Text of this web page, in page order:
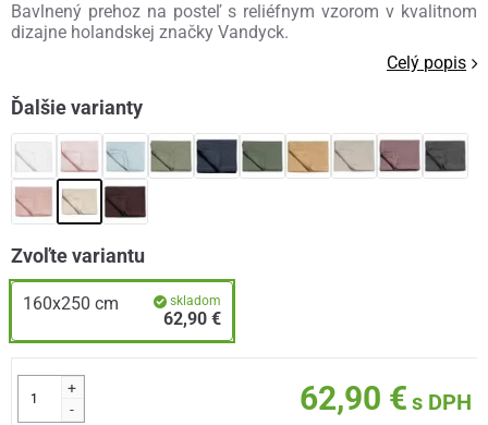
Bavlnený prehoz na posteľ s reliéfnym vzorom v kvalitnom
dizajne holandskej značky Vandyck.
Celý popis
Ďalšie varianty
Zvoľte variantu
160x250 cm skladom
62,90 €
+
-
62,90 € s DPH